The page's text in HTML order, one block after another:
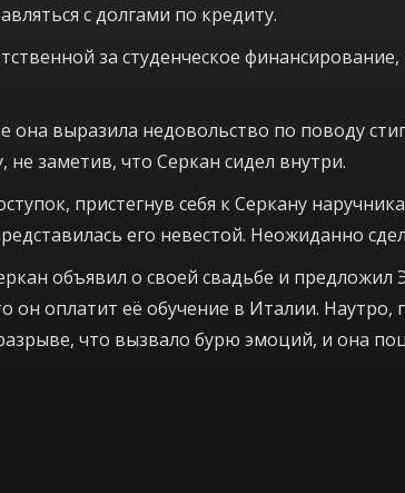
с долгами по кредиту.
за студенческое
она выразила недовольство по поводу
заметив, что Серкан сидел внутри.
пристегнув себя к Серкану
его невестой. Неожиданно
объявил о своей свадьбе и предложил
он оплатит её обучение в Италии.
что вызвало бурю эмоций, и она